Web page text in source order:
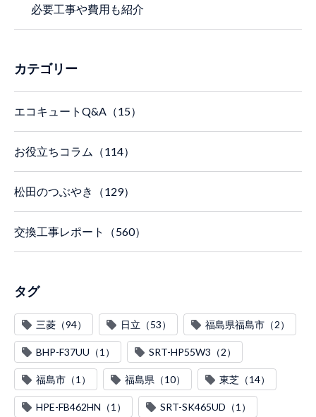
必要工事や費用も紹介
カテゴリー
エコキュートQ&A（15）
お役立ちコラム（114）
松田のつぶやき（129）
交換工事レポート（560）
タグ
三菱（94） 日立（53） 福島県福島市（2）
BHP-F37UU（1） SRT-HP55W3（2）
福島市（1） 福島県（10） 東芝（14）
HPE-FB462HN（1） SRT-SK465UD（1）